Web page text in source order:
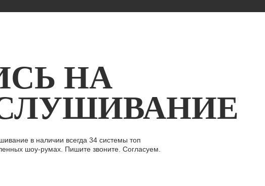
НА
в наличии всегда 34 системы топ
шоу-румах. Пишите звоните. Согласуем.